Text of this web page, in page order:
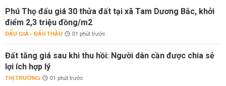
Phú Thọ đấu giá 30 thửa đất tại xã Tam Dương Bắc, khởi
điểm 2,3 triệu đồng/m2
ĐẤU GIÁ - ĐẤU THẦU 01 phút trước
Đất tăng giá sau khi thu hồi: Người dân cần được chia sẻ
lợi ích hợp lý
THỊ TRƯỜNG 01 phút trước